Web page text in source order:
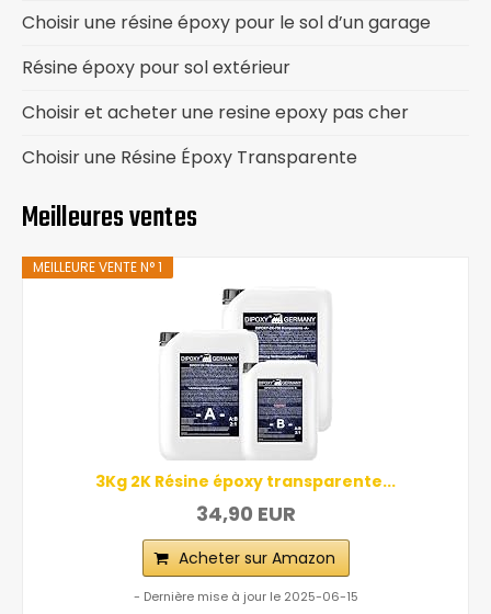
Choisir une résine époxy pour le sol d’un garage
Résine époxy pour sol extérieur
Choisir et acheter une resine epoxy pas cher
Choisir une Résine Époxy Transparente
Meilleures ventes
MEILLEURE VENTE N° 1
3Kg 2K Résine époxy transparente...
34,90 EUR
Acheter sur Amazon
- Dernière mise à jour le 2025-06-15